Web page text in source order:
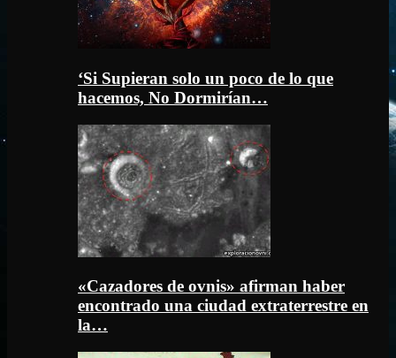
‘Si Supieran solo un poco de lo que
hacemos, No Dormirían…
«Cazadores de ovnis» afirman haber
encontrado una ciudad extraterrestre en
la…